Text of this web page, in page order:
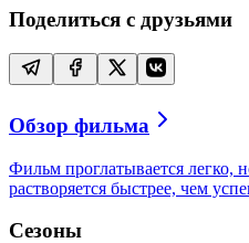
Поделиться с друзьями
Обзор фильма
Фильм проглатывается легко,
растворяется быстрее, чем
Сезоны